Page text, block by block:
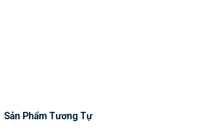
Sản Phẩm Tương Tự